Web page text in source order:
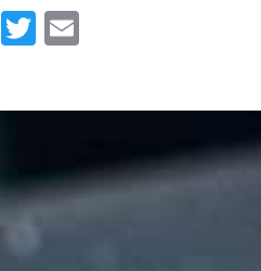
Facebook
Twitter